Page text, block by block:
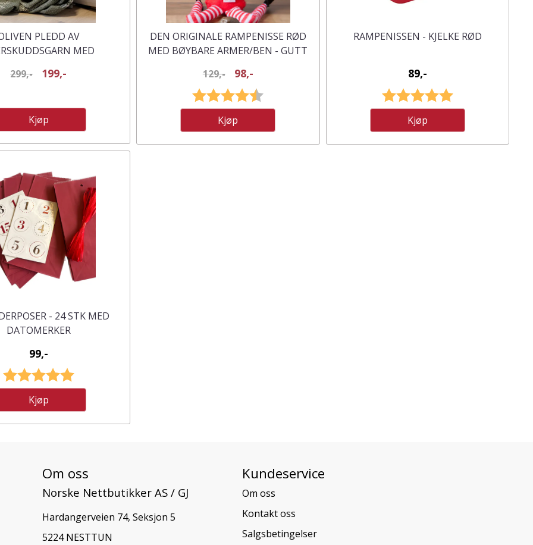
PLEDD AV
MED
299,- 199,-
Kjøp
DEN ORIGINALE RAMPENISSE RØD
MED BØYBARE ARMER/BEN - GUTT
129,-
98,-
Karakter:
Kjøp
RAMPENISSEN - KJELKE RØD
89,-
Karakter:
5.0 av 5 mulige
Kjøp
- 24 STK MED
DATOMERKER
99,-
Karakter:
5.0 av 5 mulige
Kjøp
Om oss
Norske Nettbutikker AS / GJ
Hardangerveien 74, Seksjon 5
5224 NESTTUN
Kundeservice
Om oss
Kontakt oss
Salgsbetingelser